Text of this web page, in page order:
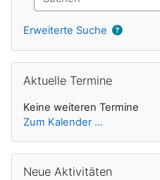
Erweiterte Suche
Aktuelle Termine
Keine weiteren Termine
Zum Kalender ...
Neue Aktivitäten